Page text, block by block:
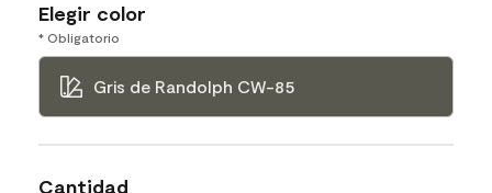
Elegir color
* Obligatorio
Gris de Randolph CW-85
Cantidad